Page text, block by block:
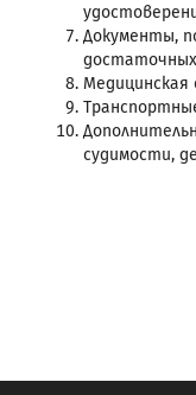
Документы,
Медицинская
судимости,